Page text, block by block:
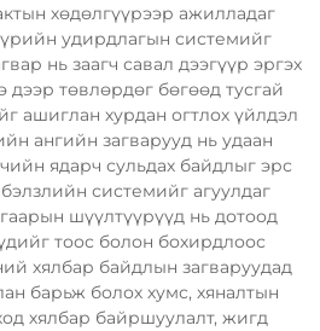
хөдөлгүүрээр ажилладаг
удирдлагын системийг
нь заагч савал дээгүүр эргэх
дээр төвлөрдөг бөгөөд тусгай
ашиглан хурдан огтлох үйлдэл
ангийн загварууд нь удаан
ядарч сульдах байдлыг эрс
системийг агуулдаг
шүүлтүүрүүд нь дотоод
тоос болон бохирдлоос
хялбар байдлын загваруудад
барьж болох хумс, хяналтын
хялбар байршуулалт, жигд